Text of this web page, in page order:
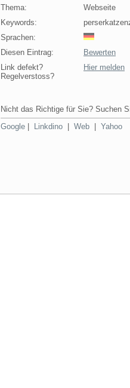
Thema:
Webseite
Keywords:
Sprachen:
Diesen Eintrag:
Bewerten
Link defekt?
Regelverstoss?
Hier melden
Nicht das Richtige für Sie? Suchen
Google
Linkdino Web Yahoo